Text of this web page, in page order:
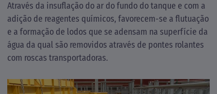
Através da insuflação do ar do fundo do tanque e com a
adição de reagentes químicos, favorecem-se a flutuação
e a formação de lodos que se adensam na superfície da
água da qual são removidos através de pontes rolantes
com roscas transportadoras.